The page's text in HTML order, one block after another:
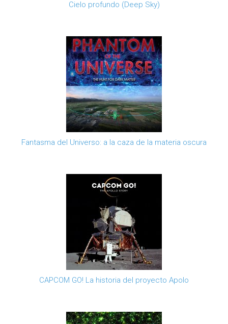
Cielo profundo (Deep Sky)
Fantasma del Universo: a la caza de la materia oscura
CAPCOM GO! La historia del proyecto Apolo